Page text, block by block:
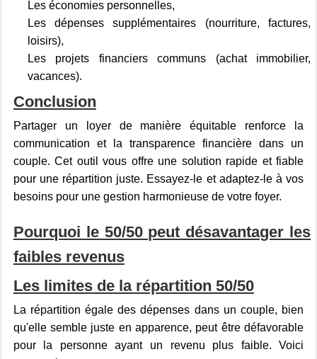
Les économies personnelles,
Les dépenses supplémentaires (nourriture, factures,
loisirs),
Les projets financiers communs (achat immobilier,
vacances).
Conclusion
Partager un loyer de manière équitable renforce la
communication et la transparence financière dans un
couple. Cet outil vous offre une solution rapide et fiable
pour une répartition juste. Essayez-le et adaptez-le à vos
besoins pour une gestion harmonieuse de votre foyer.
Pourquoi le 50/50 peut désavantager les
faibles revenus
Les limites de la répartition 50/50
La répartition égale des dépenses dans un couple, bien
qu'elle semble juste en apparence, peut être défavorable
pour la personne ayant un revenu plus faible. Voici